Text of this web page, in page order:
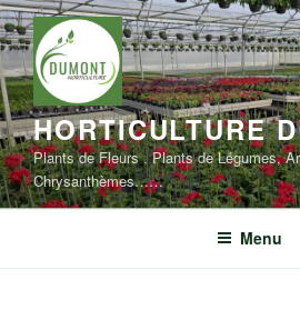
Aller
au
contenu
principal
HORTICULTURE
Plants de Fleurs , Plants de Légumes,
Chrysanthèmes……
Menu